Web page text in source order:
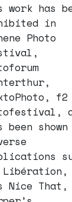
work has
in
Photo
f2
been
Libération,
Nice That,